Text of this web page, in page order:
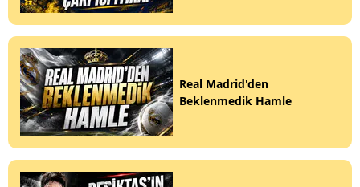
Real Madrid'den
Beklenmedik Hamle